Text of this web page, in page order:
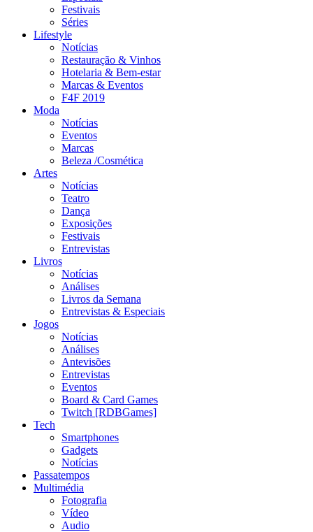
Festivais
Séries
Lifestyle
Notícias
Restauração & Vinhos
Hotelaria & Bem-estar
Marcas & Eventos
F4F 2019
Moda
Notícias
Eventos
Marcas
Beleza /Cosmética
Artes
Notícias
Teatro
Dança
Exposições
Festivais
Entrevistas
Livros
Notícias
Análises
Livros da Semana
Entrevistas & Especiais
Jogos
Notícias
Análises
Antevisões
Entrevistas
Eventos
Board & Card Games
Twitch [RDBGames]
Tech
Smartphones
Gadgets
Notícias
Passatempos
Multimédia
Fotografia
Vídeo
Audio